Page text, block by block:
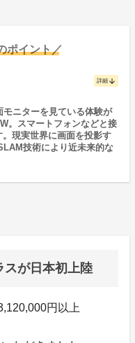
ポイント／
詳細 arrow_downward
ニターを見ている体験が
。スマートフォンなどと接
現実世界に画面を投影す
技術により近未来的な
スが日本初上陸
円以上